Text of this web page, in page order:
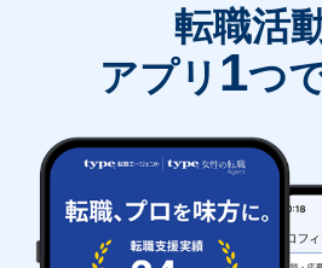
転職活
アプリ 1つ